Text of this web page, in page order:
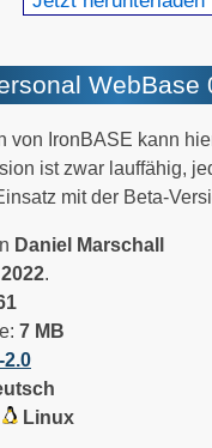
WebBase
von IronBASE kann
ist zwar lauffähig,
mit der Beta-
Daniel Marschall
.
7 MB
Linux